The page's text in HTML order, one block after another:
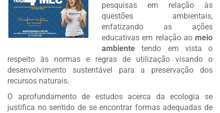
pesquisas em relação às
questões ambientais,
enfatizando as ações
educativas em relação ao meio
ambiente tendo em vista o
respeito às normas e regras de utilização visando o
desenvolvimento sustentável para a preservação dos
recursos naturais.
O aprofundamento de estudos acerca da ecologia se
justifica no sentido de se encontrar formas adequadas de